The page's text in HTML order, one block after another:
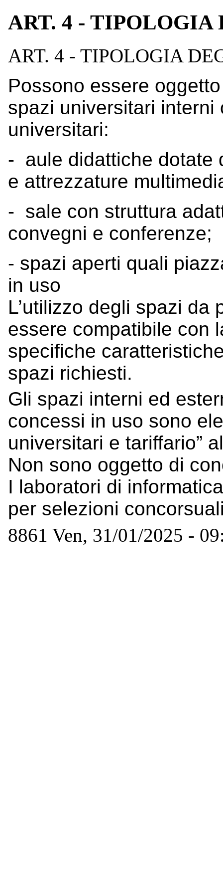
ART. 4 - TIPOLOGIA
ART. 4 - TIPOLOGIA
Possono essere
spazi universitari interni
universitari:
- aule didattiche dotate
e attrezzature
- sale con struttura
convegni e conferenze;
- spazi aperti quali
in uso
L’utilizzo degli spazi
essere compatibile con
specifiche
spazi richiesti.
Gli spazi interni ed
concessi in uso sono
universitari e tariffario”
Non sono oggetto di
I laboratori di
per selezioni
8861 Ven, 31/01/2025 -